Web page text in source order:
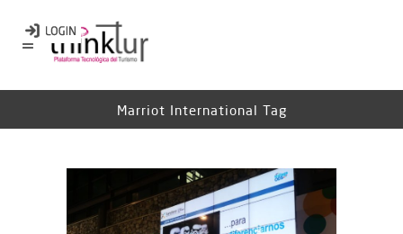
Marriot International Tag